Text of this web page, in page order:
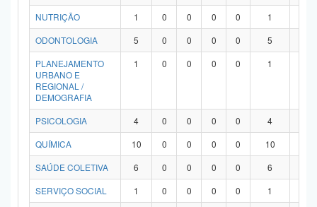
NUTRIÇÃO 1 0 0 0 0 1
ODONTOLOGIA
5 0 0 0 0 5
PLANEJAMENTO
URBANO E
REGIONAL /
DEMOGRAFIA
1 0 0 0 0 1
PSICOLOGIA 4 0 0 0 0 4
QUÍMICA
10 0 0 0 0 10
SAÚDE COLETIVA
6 0 0 0 0 6
SERVIÇO SOCIAL
1 0 0 0 0 1